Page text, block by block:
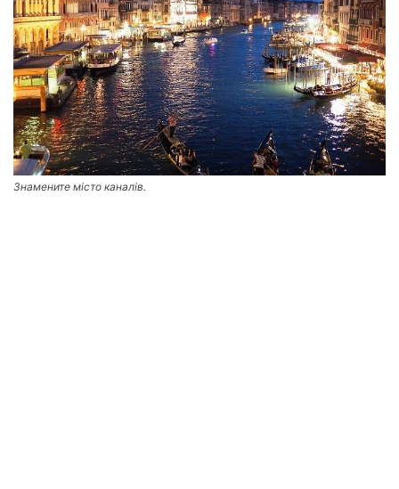
Знамените місто каналів.